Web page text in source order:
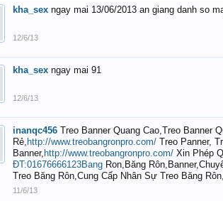
kha_sex ngay mai 13/06/2013 an giang danh so
12/6/13
kha_sex ngay mai 91
12/6/13
inanqc456 Treo Banner Quang Cao,Treo Banner
Rẻ, http://www.treobangronpro.com/ Treo Panner,
Banner, http://www.treobangronpro.com/ Xin Phép
ĐT:01676666123Bang Ron,Băng
Treo Băng Rôn,Cung Cấp Nhân Sự Treo Băng
11/6/13